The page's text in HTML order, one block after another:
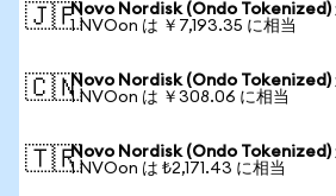
🇯🇵Novo Nordisk (Ondo Tokenized)
1 NVOon は ￥7,193.35 に相当
🇨🇳Novo Nordisk (Ondo Tokenized)
1 NVOon は ￥308.06 に相当
🇹🇷Novo Nordisk (Ondo Tokenized)
1 NVOon は ₺2,171.43 に相当